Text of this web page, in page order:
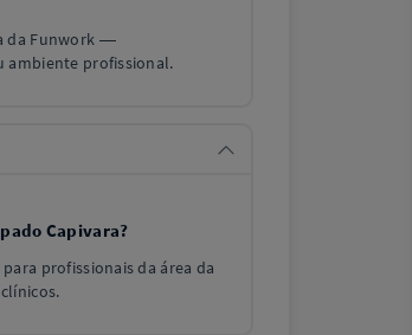
da Funwork —
ambiente profissional.
Capivara?
profissionais da área da